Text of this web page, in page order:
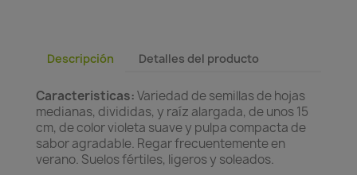
Descripción Detalles del producto
Caracteristicas:Variedad de semillas de hojas
medianas, divididas, y raíz alargada, de unos 15
cm, de color violeta suave y pulpa compacta de
sabor agradable. Regar frecuentemente en
verano. Suelos fértiles, ligeros y soleados.